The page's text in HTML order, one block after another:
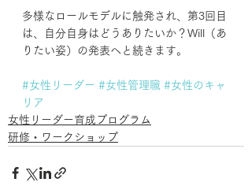
多様なロールモデルに触発され、第3回目
は、自分自身はどうありたいか？Will（あ
りたい姿）の発表へと続きます。
#女性リーダー #女性管理職 #女性のキャ
リア
女性リーダー育成プログラム
研修・ワークショップ